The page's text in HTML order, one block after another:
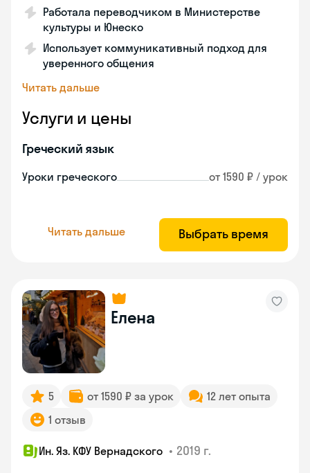
Работала переводчиком в Министерстве
культуры и Юнеско
Использует коммуникативный подход для
уверенного общения
Читать дальше
Услуги и цены
Греческий язык
Уроки греческого от 1590 ₽ / урок
Читать дальше Выбрать время
Елена
5 от 1590 ₽ за урок
12 лет опыта
1 отзыв
Ин. Яз. КФУ Вернадского • 2019 г.